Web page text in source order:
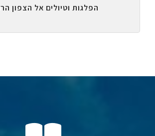
הפלגות וטיולים אל הצפון